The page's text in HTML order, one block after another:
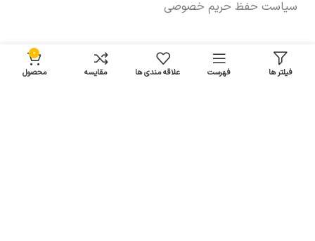
سیاست حفظ حریم خصوصی
خودروها
فیلتر ها فهرست علاقه مندی ها مقایسه
0
محصول